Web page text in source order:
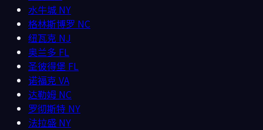
水牛城 NY
格林斯博罗 NC
纽瓦克 NJ
奥兰多 FL
圣彼得堡 FL
诺福克 VA
达勒姆 NC
罗彻斯特 NY
法拉盛 NY